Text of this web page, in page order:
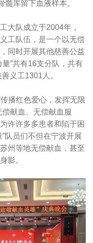
库留下血液样本。
大队成立于2004年，
工队伍，是一个以无偿
同时开展其他慈善公益
”共有16支分队，共有
义工1301人。
播红色爱心，发挥无限
献血、无偿献血服
许许多多患者和陷于困
队员们不但在宁波开展
州等地无偿献血，甚至
影。